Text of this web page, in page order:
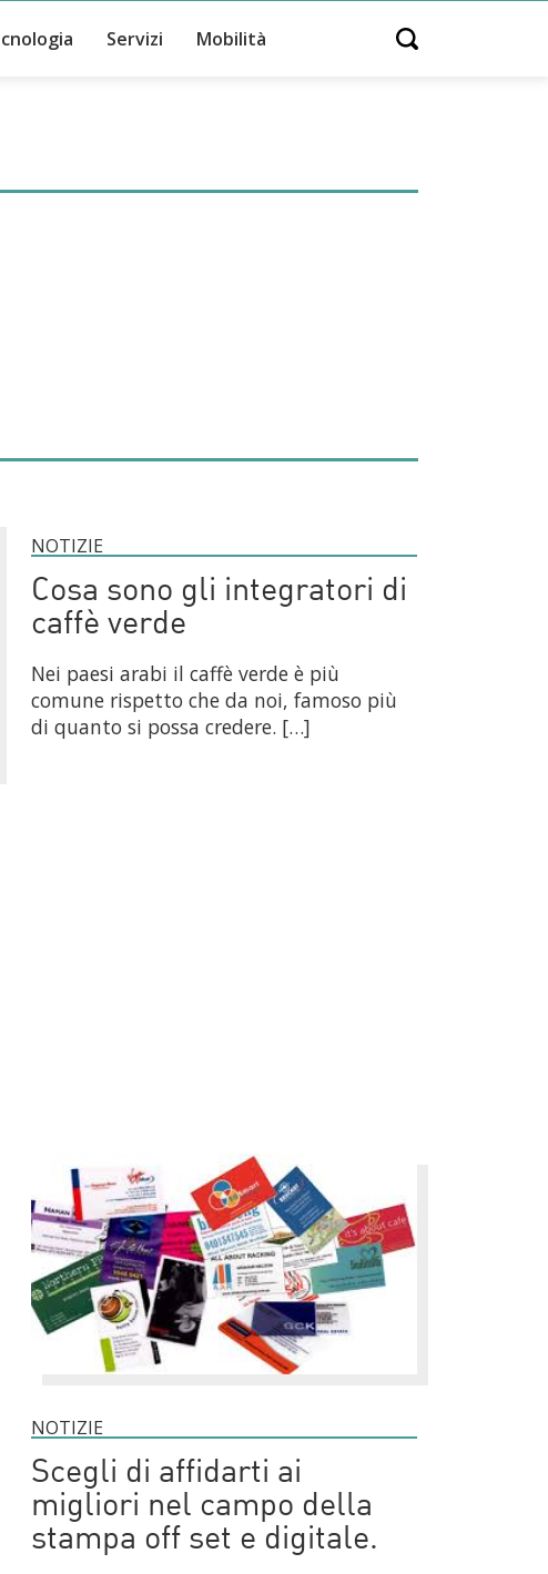
Servizi Mobilità Open search
NOTIZIE
Cosa sono gli integratori di
caffè verde
Nei paesi arabi il caffè verde è più
comune rispetto che da noi, famoso più
di quanto si possa credere. […]
NOTIZIE
Scegli di affidarti ai
migliori nel campo della
stampa off set e digitale.